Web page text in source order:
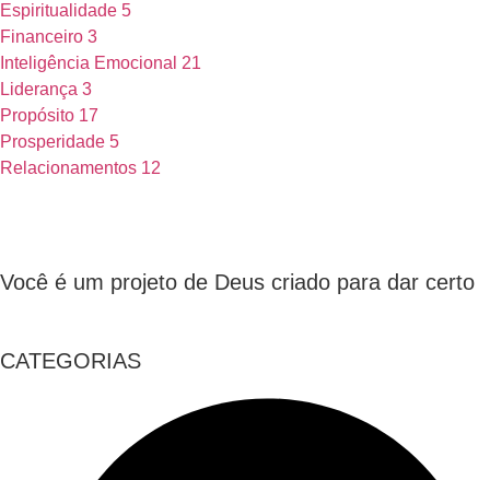
Espiritualidade 5
Financeiro 3
Inteligência Emocional 21
Liderança 3
Propósito 17
Prosperidade 5
Relacionamentos 12
Você é um projeto de Deus criado para dar certo
CATEGORIAS